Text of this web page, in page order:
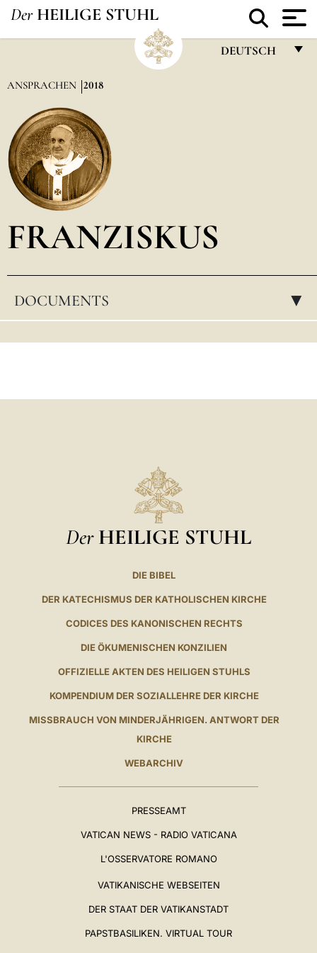
Der HEILIGE STUHL
DEUTSCH
العربيّة
ANSPRACHEN 2018
FRANZISKUS
DOCUMENTS ▸
Der HEILIGE STUHL
DIE BIBEL
DER KATECHISMUS DER KATHOLISCHEN KIRCHE
CODICES DES KANONISCHEN RECHTS
DIE ÖKUMENISCHEN KONZILIEN
OFFIZIELLE AKTEN DES HEILIGEN STUHLS
KOMPENDIUM DER SOZIALLEHRE DER KIRCHE
MISSBRAUCH VON MINDERJÄHRIGEN. ANTWORT DER
KIRCHE
WEBARCHIV
PRESSEAMT
VATICAN NEWS - RADIO VATICANA
L'OSSERVATORE ROMANO
VATIKANISCHE WEBSEITEN
DER STAAT DER VATIKANSTADT
PAPSTBASILIKEN. VIRTUAL TOUR